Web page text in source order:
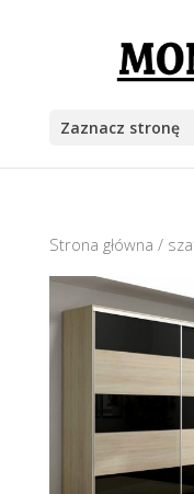
Zaznacz stronę
Strona główna /